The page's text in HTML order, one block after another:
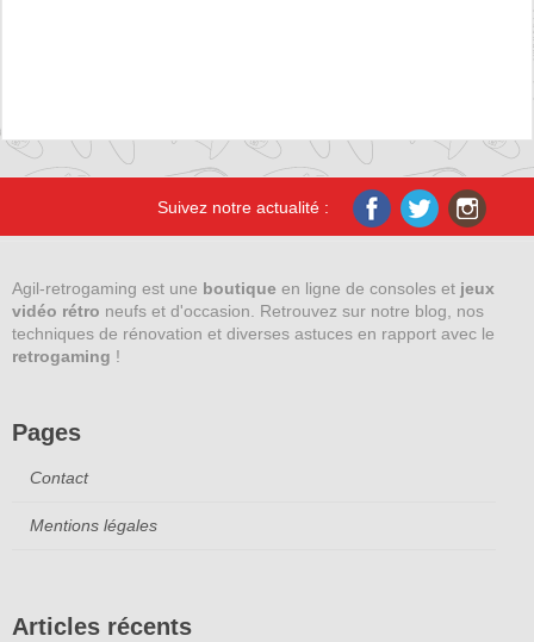
Suivez notre actualité :
Agil-retrogaming est une boutique en ligne de consoles et jeux
vidéo rétro neufs et d'occasion. Retrouvez sur notre blog, nos
techniques de rénovation et diverses astuces en rapport avec le
retrogaming !
Pages
Contact
Mentions légales
Articles récents